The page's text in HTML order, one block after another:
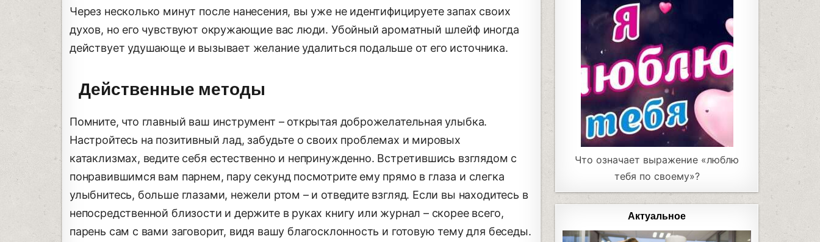
Через несколько минут после нанесения, вы уже не идентифицируете запах своих
духов, но его чувствуют окружающие вас люди. Убойный ароматный шлейф иногда
действует удушающе и вызывает желание удалиться подальше от его источника.
Действенные методы
Помните, что главный ваш инструмент – открытая доброжелательная улыбка.
Настройтесь на позитивный лад, забудьте о своих проблемах и мировых
катаклизмах, ведите себя естественно и непринужденно. Встретившись взглядом с
понравившимся вам парнем, пару секунд посмотрите ему прямо в глаза и слегка
улыбнитесь, больше глазами, нежели ртом – и отведите взгляд. Если вы находитесь в
непосредственной близости и держите в руках книгу или журнал – скорее всего,
парень сам с вами заговорит, видя вашу благосклонность и готовую тему для беседы.
Что означает выражение «люблю
тебя по своему»?
Актуальное